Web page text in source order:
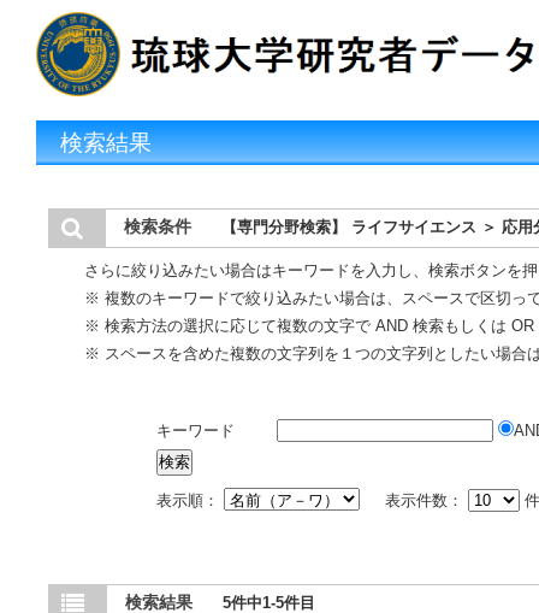
検索結果
検索条件 【専門分野検索】 ライフサイエンス ＞ 応
さらに絞り込みたい場合はキーワードを入力し、検索ボタンを
※ 複数のキーワードで絞り込みたい場合は、スペースで区切っ
※ 検索方法の選択に応じて複数の文字で AND 検索もしくは
※ スペースを含めた複数の文字列を１つの文字列としたい場合
キーワード
表示順： 表示件数：
検索結果 5件中1-5件目